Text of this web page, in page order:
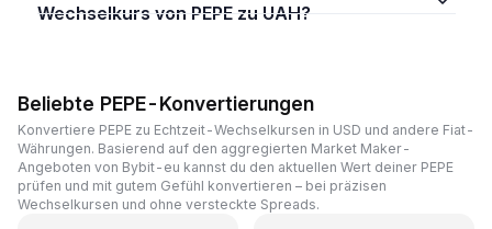
Wechselkurs von PEPE zu UAH?
Beliebte PEPE-Konvertierungen
Konvertiere PEPE zu Echtzeit-Wechselkursen in USD und andere Fiat-
Währungen. Basierend auf den aggregierten Market Maker-
Angeboten von Bybit-eu kannst du den aktuellen Wert deiner PEPE
prüfen und mit gutem Gefühl konvertieren – bei präzisen
Wechselkursen und ohne versteckte Spreads.